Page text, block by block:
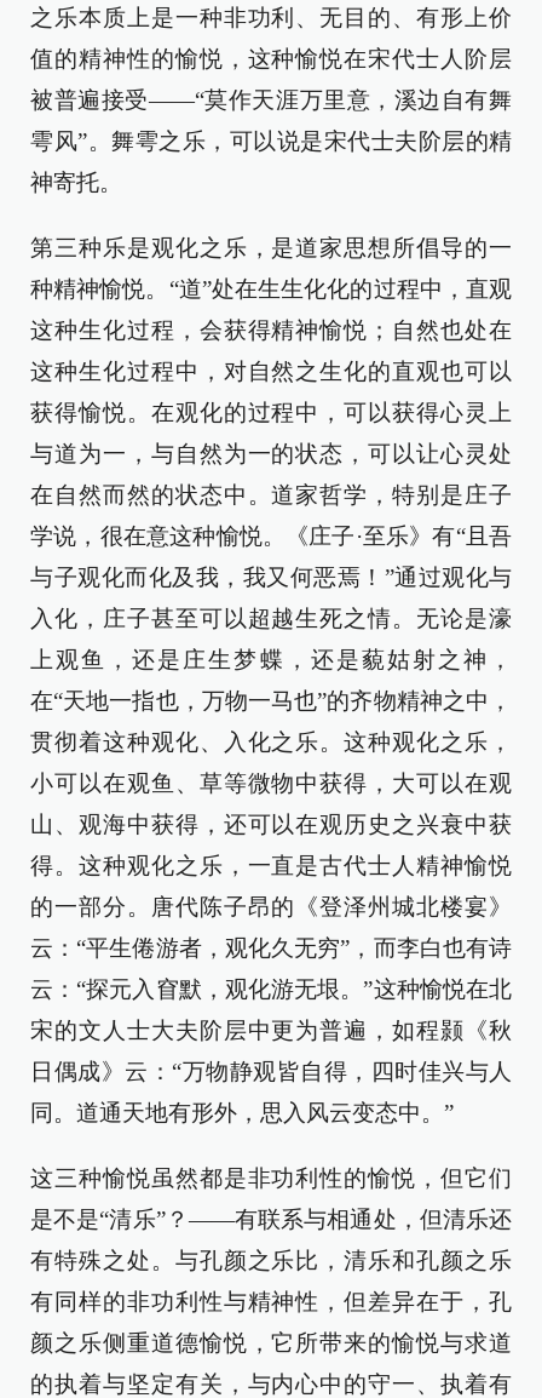
之乐本质上是一种非功利、无目的、有形上价
值的精神性的愉悦，这种愉悦在宋代士人阶层
被普遍接受——“莫作天涯万里意，溪边自有舞
雩风”。舞雩之乐，可以说是宋代士夫阶层的精
神寄托。
第三种乐是观化之乐，是道家思想所倡导的一
种精神愉悦。“道”处在生生化化的过程中，直观
这种生化过程，会获得精神愉悦；自然也处在
这种生化过程中，对自然之生化的直观也可以
获得愉悦。在观化的过程中，可以获得心灵上
与道为一，与自然为一的状态，可以让心灵处
在自然而然的状态中。道家哲学，特别是庄子
学说，很在意这种愉悦。《庄子·至乐》有“且吾
与子观化而化及我，我又何恶焉！”通过观化与
入化，庄子甚至可以超越生死之情。无论是濠
上观鱼，还是庄生梦蝶，还是藐姑射之神，
在“天地一指也，万物一马也”的齐物精神之中，
贯彻着这种观化、入化之乐。这种观化之乐，
小可以在观鱼、草等微物中获得，大可以在观
山、观海中获得，还可以在观历史之兴衰中获
得。这种观化之乐，一直是古代士人精神愉悦
的一部分。唐代陈子昂的《登泽州城北楼宴》
云：“平生倦游者，观化久无穷”，而李白也有诗
云：“探元入窅默，观化游无垠。”这种愉悦在北
宋的文人士大夫阶层中更为普遍，如程颢《秋
日偶成》云：“万物静观皆自得，四时佳兴与人
同。道通天地有形外，思入风云变态中。”
这三种愉悦虽然都是非功利性的愉悦，但它们
是不是“清乐”？——有联系与相通处，但清乐还
有特殊之处。与孔颜之乐比，清乐和孔颜之乐
有同样的非功利性与精神性，但差异在于，孔
颜之乐侧重道德愉悦，它所带来的愉悦与求道
的执着与坚定有关，与内心中的守一、执着有